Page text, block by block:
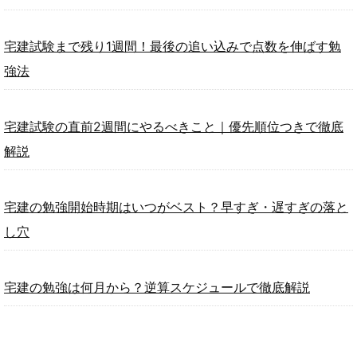
宅建試験まで残り1週間！最後の追い込みで点数を伸ばす勉
強法
宅建試験の直前2週間にやるべきこと｜優先順位つきで徹底
解説
宅建の勉強開始時期はいつがベスト？早すぎ・遅すぎの落と
し穴
宅建の勉強は何月から？逆算スケジュールで徹底解説